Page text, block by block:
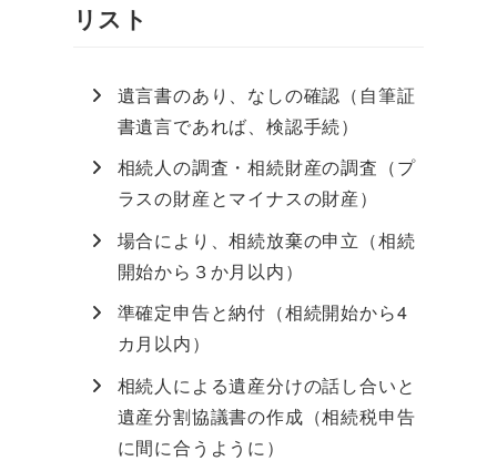
リスト
遺言書のあり、なしの確認（自筆証
書遺言であれば、検認手続）
相続人の調査・相続財産の調査（プ
ラスの財産とマイナスの財産）
場合により、相続放棄の申立（相続
開始から３か月以内）
準確定申告と納付（相続開始から4
カ月以内）
相続人による遺産分けの話し合いと
遺産分割協議書の作成（相続税申告
に間に合うように）